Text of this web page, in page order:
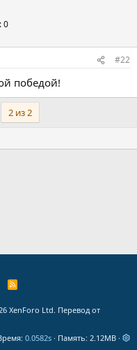
0
#22
победой!
2 из 2
R
XenForo Ltd. Перевод от
0.0582s Память 2.12MB